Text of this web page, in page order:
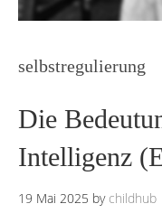
selbstregulierung
Die
Intelligenz
19 Mai 2025 by childhub